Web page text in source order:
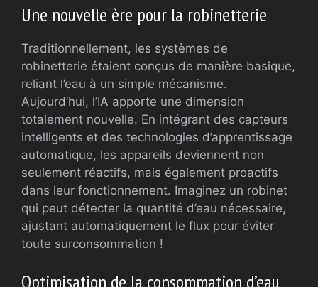
Une nouvelle ère pour la robinetterie
Traditionnellement, les systèmes de
robinetterie étaient conçus de manière basique,
reliant l’eau à un simple mécanisme.
Aujourd’hui, l’IA apporte une dimension
totalement nouvelle. En intégrant des capteurs
intelligents et des technologies d’apprentissage
automatique, les appareils deviennent non
seulement réactifs, mais également proactifs
dans leur fonctionnement. Imaginez un robinet
qui peut détecter la quantité d’eau nécessaire,
ajustant automatiquement le flux pour éviter
toute surconsommation !
Optimisation de la consommation d’eau